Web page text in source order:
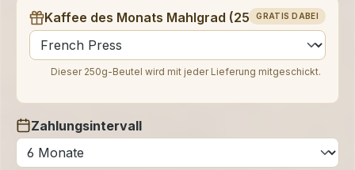
GRATIS DABEI
Kaffee des Monats Mahlgrad (250 g)
auswählen
Dieser 250g-Beutel wird mit jeder Lieferung mitgeschickt.
Zahlungsintervall
auswählen